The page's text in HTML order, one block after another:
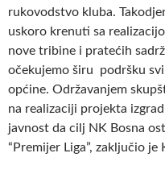
rukovodstvo kluba.
uskoro krenuti sa
nove tribine i pratećih
očekujemo širu podršku
općine. Održavanjem
na realizaciji projekta
javnost da cilj NK Bosna
“Premijer Liga”, zaključio je